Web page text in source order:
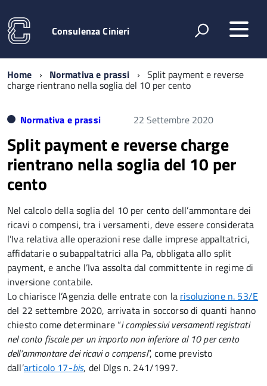
Consulenza Cinieri
Home Normativa e prassi Split payment e reverse
charge rientrano nella soglia del 10 per cento
Normativa e prassi 22 Settembre 2020
Split payment e reverse charge
rientrano nella soglia del 10 per
cento
Nel calcolo della soglia del 10 per cento dell’ammontare dei
ricavi o compensi, tra i versamenti, deve essere considerata
l’Iva relativa alle operazioni rese dalle imprese appaltatrici,
affidatarie o subappaltatrici alla Pa, obbligata allo split
payment, e anche l’Iva assolta dal committente in regime di
inversione contabile.
Lo chiarisce l’Agenzia delle entrate con la risoluzione n. 53/E
del 22 settembre 2020, arrivata in soccorso di quanti hanno
chiesto come determinare “i complessivi versamenti registrati
nel conto fiscale per un importo non inferiore al 10 per cento
dell’ammontare dei ricavi o compensi”, come previsto
dall’articolo 17-bis, del Dlgs n. 241/1997.